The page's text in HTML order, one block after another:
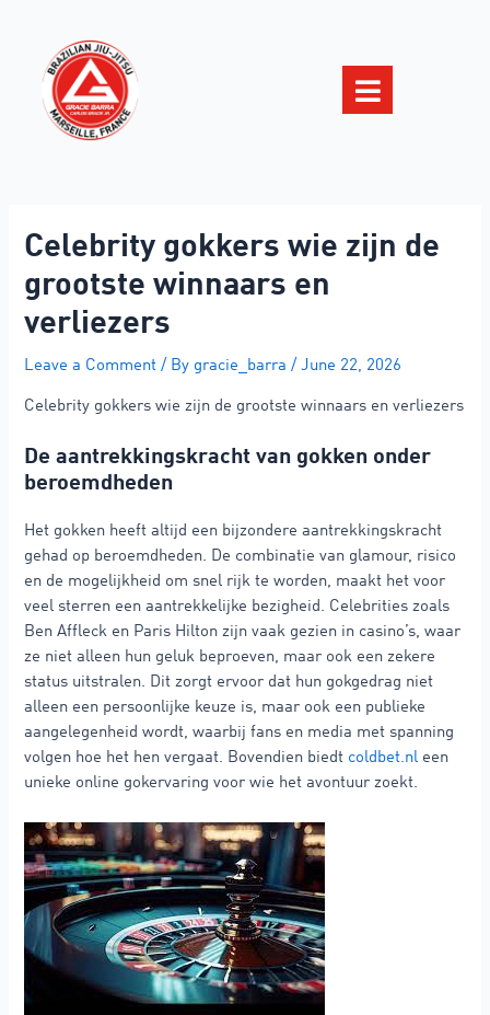
Celebrity gokkers wie zijn de
grootste winnaars en
verliezers
Leave a Comment / By gracie_barra/June 22, 2026
Celebrity gokkers wie zijn de grootste winnaars en verliezers
De aantrekkingskracht van gokken onder
beroemdheden
Het gokken heeft altijd een bijzondere aantrekkingskracht
gehad op beroemdheden. De combinatie van glamour, risico
en de mogelijkheid om snel rijk te worden, maakt het voor
veel sterren een aantrekkelijke bezigheid. Celebrities zoals
Ben Affleck en Paris Hilton zijn vaak gezien in casino’s, waar
ze niet alleen hun geluk beproeven, maar ook een zekere
status uitstralen. Dit zorgt ervoor dat hun gokgedrag niet
alleen een persoonlijke keuze is, maar ook een publieke
aangelegenheid wordt, waarbij fans en media met spanning
volgen hoe het hen vergaat. Bovendien biedt coldbet.nl een
unieke online gokervaring voor wie het avontuur zoekt.